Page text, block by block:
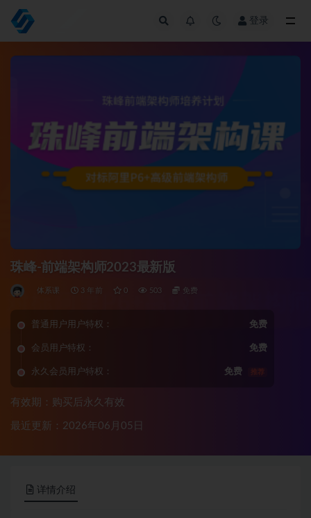
登录
珠峰-前端架构师2023最新版
体系课 3 年前 0 503 免费
普通用户用户特权： 免费
会员用户特权： 免费
永久会员用户特权： 免费 推荐
有效期：购买后永久有效
最近更新：2026年06月05日
详情介绍